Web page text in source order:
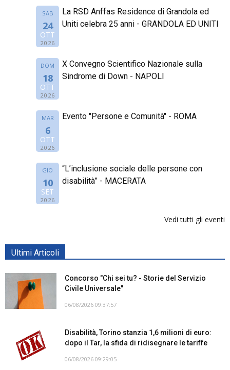
SAB
24
OTT
2026
La RSD Anffas Residence di Grandola ed
Uniti celebra 25 anni - GRANDOLA ED UNITI
DOM
18
OTT
2026
X Convegno Scientifico Nazionale sulla
Sindrome di Down - NAPOLI
MAR
6
OTT
2026
Evento "Persone e Comunità" - ROMA
GIO
10
SET
2026
“L’inclusione sociale delle persone con
disabilità” - MACERATA
Vedi tutti gli eventi
Ultimi Articoli
Concorso "Chi sei tu? - Storie del Servizio
Civile Universale"
06/08/2026 09:37:57
Disabilità, Torino stanzia 1,6 milioni di euro:
dopo il Tar, la sfida di ridisegnare le tariffe
06/08/2026 09:29:05